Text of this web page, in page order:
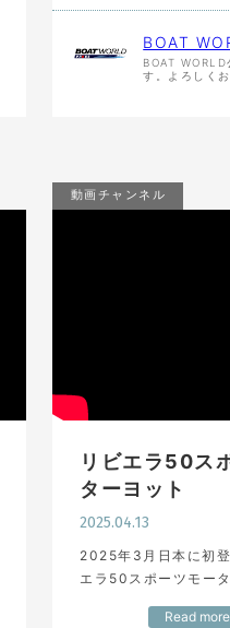
BOAT
BOAT
す。よろしく
動画チャンネル
リビエラ50ス
ターヨット
2025.04.13
2025年3月日本に初
エラ50スポーツモー
ョー2025の展示から
Read